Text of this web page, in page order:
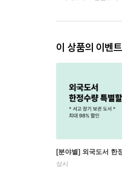
이 상품의 이벤트
[분야별] 외국도서 한
상시